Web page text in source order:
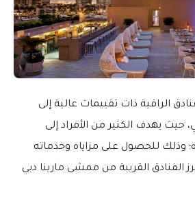
الراقية ذات تقييمات عالية إلى
حيث يهدف الكثير من الأفراد إلى
وذلك للحصول على مزاياه وخدماته
الفنادق القريبة من ممشى مارينا دبي